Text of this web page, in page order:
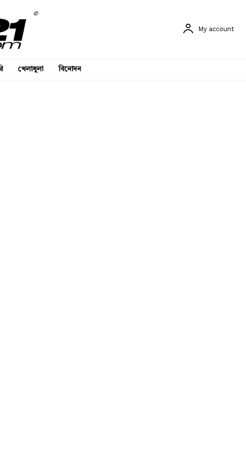
©
My account
খেলাধুলা বিনোদন